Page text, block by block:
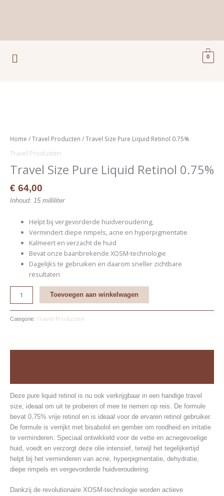
Menu 0
Home /Travel Producten / Travel Size Pure Liquid Retinol 0.75%
Travel Producten
Travel Size Pure Liquid Retinol 0.75%
€ 64,00
Inhoud: 15 milliliter
Helpt bij vergevorderde huidveroudering,
Vermindert diepe rimpels, acne en hyperpigmentatie
Kalmeert en verzacht de huid
Bevat onze baanbrekende XOSM-technologie
Dagelijks te gebruiken en daarom sneller zichtbare
resultaten
Pure
Retinol
0.75%
Toevoegen aan winkelwagen
Categorie: Travel Producten
Deze pure liquid retinol is nu ook verkrijgbaar in een handige travel
size, ideaal om uit te proberen of mee te nemen op reis. De formule
bevat 0,75% vrije retinol en is ideaal voor de ervaren retinol gebruiker.
De formule is verrijkt met bisabolol en gember om roodheid en irritatie
te verminderen. Speciaal ontwikkeld voor de vette en acnegevoelige
huid, voedt en verzorgt deze olie intensief, terwijl het tegelijkertijd
helpt bij het verminderen van acne, hyperpigmentatie, dehydratie,
diepe rimpels en vergevorderde huidveroudering.
Dankzij de revolutionaire XOSM-technologie worden actieve